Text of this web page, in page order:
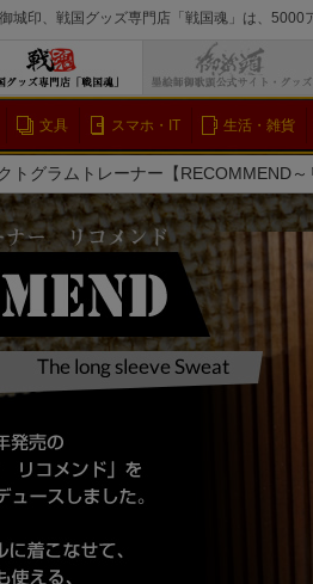
御城印、戦国グッズ専門店「戦国魂」は、5000
検索
文具 スマホ・IT 生活・雑貨
トグラムトレーナー【RECOMMEND～